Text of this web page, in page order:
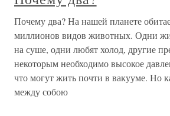
Почему два? На нашей планете
миллионов видов животных. Одни
на суше, одни любят холод, другие
некоторым необходимо высокое
что могут жить почти в вакууме. Но
между собою